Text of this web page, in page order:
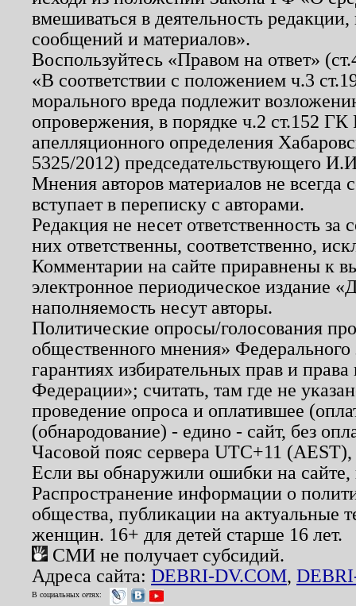
вмешиваться в деятельность
сообщений и материалов».
Воспользуйтесь «Правом на ответ»
«В соответствии с положением ч.3
морального вреда подлежит
опровержения, в порядке ч.2 ст.152
апелляционного определения
5325/2012) председательствующего
Мнения авторов материалов не
вступает в переписку с авторами.
Редакция не несет ответственность
них ответственны, соответственно,
Комментарии на сайте приравнены к
электронное периодическое издание
наполняемость несут авторы.
Политические опросы/голосования
общественного мнения»
гарантиях избирательных прав и
Федерации»; считать, там где не
проведение опроса и оплатившее
(обнародование) - едино - сайт, без
Часовой пояс сервера UTC+11
Если вы обнаружили ошибки на
Распространение информации о
общества, публикации на актуальные
женщин. 16+ для детей старше 16 лет.
СМИ не получает субсидий.
Адреса сайта: DEBRI-DV.COM,
В социальных сетях: